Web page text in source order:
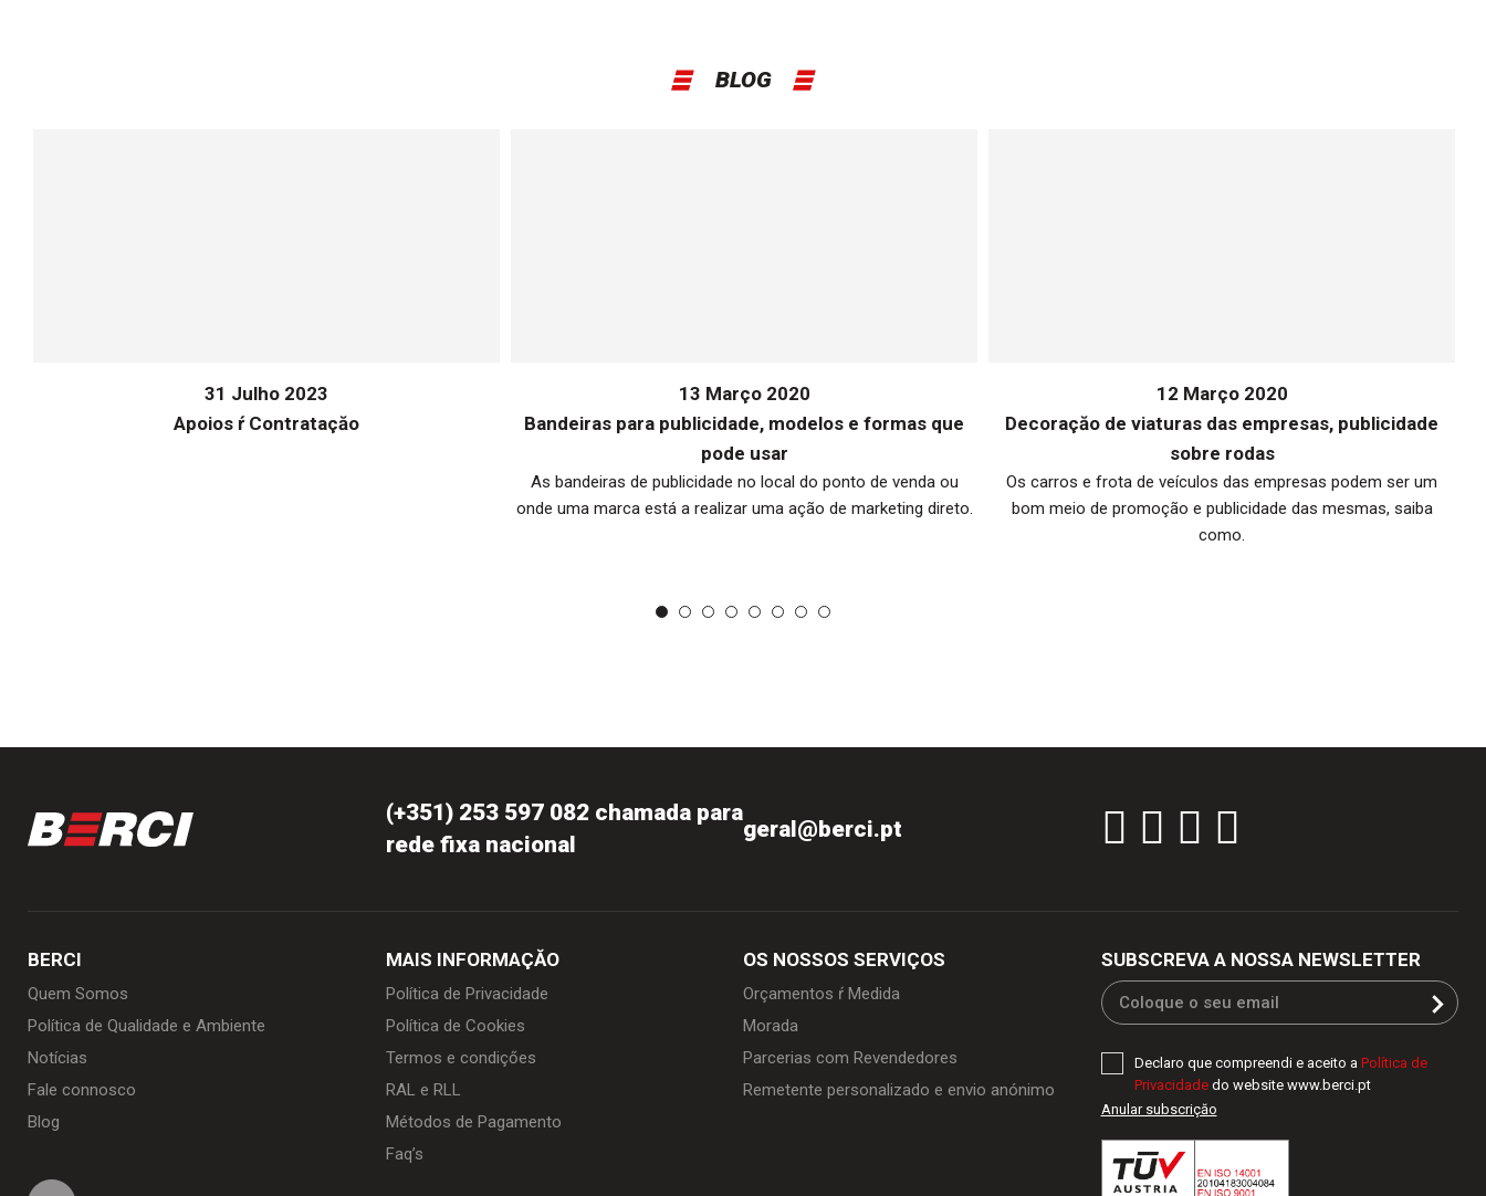
BLOG
31 Julho 2023
Apoios ŕ Contrataçăo
13 Março 2020
Bandeiras para publicidade, modelos e formas que
pode usar
As bandeiras de publicidade no local do ponto de venda ou
onde uma marca está a realizar uma ação de marketing direto.
12 Março 2020
Decoraçăo de viaturas das empresas, publicidade
sobre rodas
Os carros e frota de veículos das empresas podem ser um
bom meio de promoção e publicidade das mesmas, saiba
como.
(+351) 253 597 082 chamada para
rede fixa nacional
geral@berci.pt
BERCI
Quem Somos
Política de Qualidade e Ambiente
Notícias
Fale connosco
Blog
MAIS INFORMAÇĂO
Política de Privacidade
Política de Cookies
Termos e condiçőes
RAL e RLL
Métodos de Pagamento
Faq’s
OS NOSSOS SERVIÇOS
Orçamentos ŕ Medida
Morada
Parcerias com Revendedores
Remetente personalizado e envio anónimo
SUBSCREVA A NOSSA NEWSLETTER
Declaro que compreendi e aceito a Política de
Privacidadedo website www.berci.pt
Anular subscriçăo